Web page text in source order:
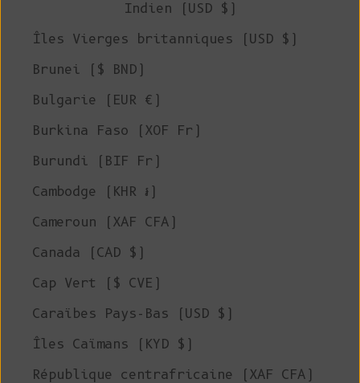
Indien (USD $)
Îles Vierges britanniques (USD $)
Brunei ($ BND)
Bulgarie (EUR €)
Burkina Faso (XOF Fr)
Burundi (BIF Fr)
Cambodge (KHR ៛)
Cameroun (XAF CFA)
Canada (CAD $)
Cap Vert ($ CVE)
Caraïbes Pays-Bas (USD $)
Îles Caïmans (KYD $)
République centrafricaine (XAF CFA)